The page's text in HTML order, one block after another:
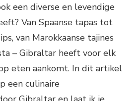
een diverse en levendige
Van Spaanse tapas tot
van Marokkaanse tajines
– Gibraltar heeft voor elk
eten aankomt. In dit artikel
een culinaire